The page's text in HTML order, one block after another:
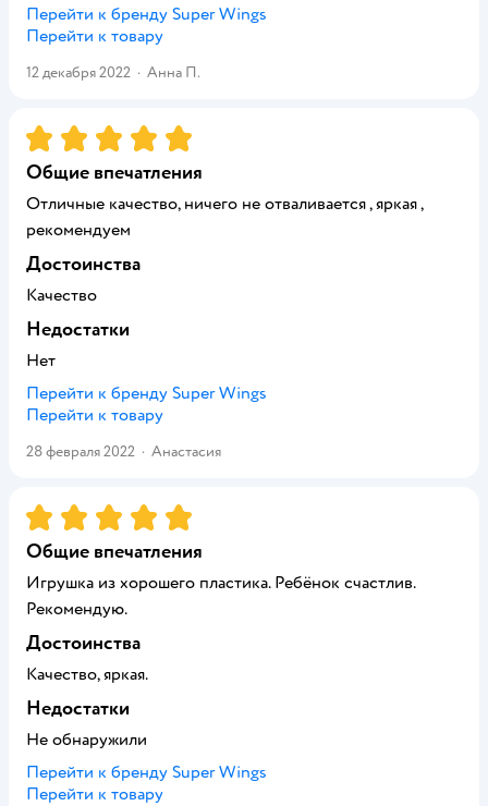
Перейти к бренду Super Wings
Перейти к товару
12 декабря 2022 · Анна П.
Рейтинг:5
Общие впечатления
Отличные качество, ничего не отваливается , яркая ,
рекомендуем
Достоинства
Качество
Недостатки
Нет
Перейти к бренду Super Wings
Перейти к товару
28 февраля 2022 · Анастасия
Рейтинг:5
Общие впечатления
Игрушка из хорошего пластика. Ребёнок счастлив.
Рекомендую.
Достоинства
Качество, яркая.
Недостатки
Не обнаружили
Перейти к бренду Super Wings
Перейти к товару